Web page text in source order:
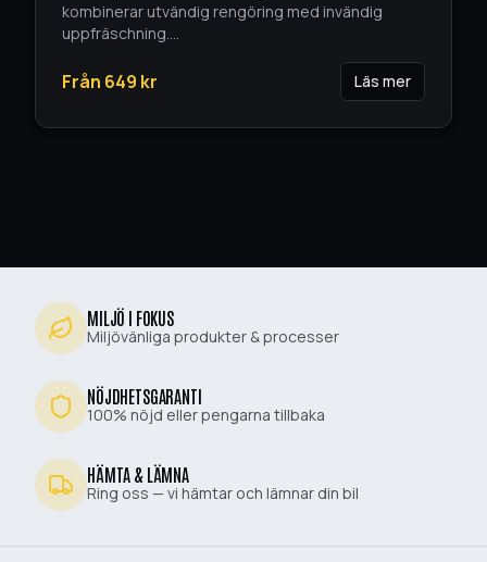
kombinerar utvändig rengöring med invändig
uppfräschning....
Från 649 kr Läs mer
MILJÖ I FOKUS
Miljövänliga produkter & processer
NÖJDHETSGARANTI
100% nöjd eller pengarna tillbaka
HÄMTA & LÄMNA
Ring oss — vi hämtar och lämnar din bil